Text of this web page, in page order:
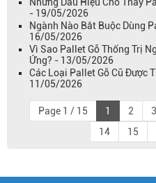
- 19/05/2026
Ngành Nào Bắt Buộc Dùng
16/05/2026
Vì Sao Pallet Gỗ Thống Trị
Ứng? - 13/05/2026
Các Loại Pallet Gỗ Cũ Được
11/05/2026
Page 1 / 15 1 2 3
14
15